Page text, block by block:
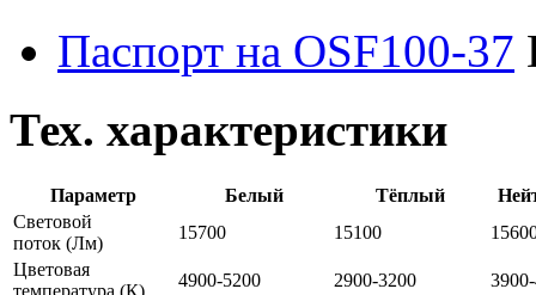
Паспорт на OSF100-37
Тех. характеристики
Параметр Белый Тёплый
Световой
поток (Лм)
15700 15100
Цветовая
4900-5200 2900-3200